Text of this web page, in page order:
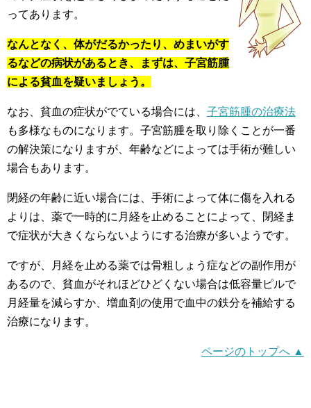
ってあります。
なんとなく、体がだるかったり、めまいがす
るなどの病状があるとき、まずは、子宮筋腫
による貧血を疑いましょう。
なお、貧血の症状がでている場合には、 子宮筋腫の治療法
も多様なものになります。子宮筋腫を取り除くことが一番
の解決策になりますが、年齢などによっては手術が難しい
場合もあります。
閉経の年齢に近い場合には、手術によって体に傷を入れる
よりは、薬で一時的に月経を止めることによって、閉経ま
で症状が大きくならないようにする治療が多いようです。
ですが、月経を止める薬では骨粗しょう症などの副作用が
あるので、貧血がそれほどひどくない場合は低容量ピルで
月経量を減らすか、増血剤の使用で血中の鉄分を補給する
治療になります。
ページのトップへ ▲